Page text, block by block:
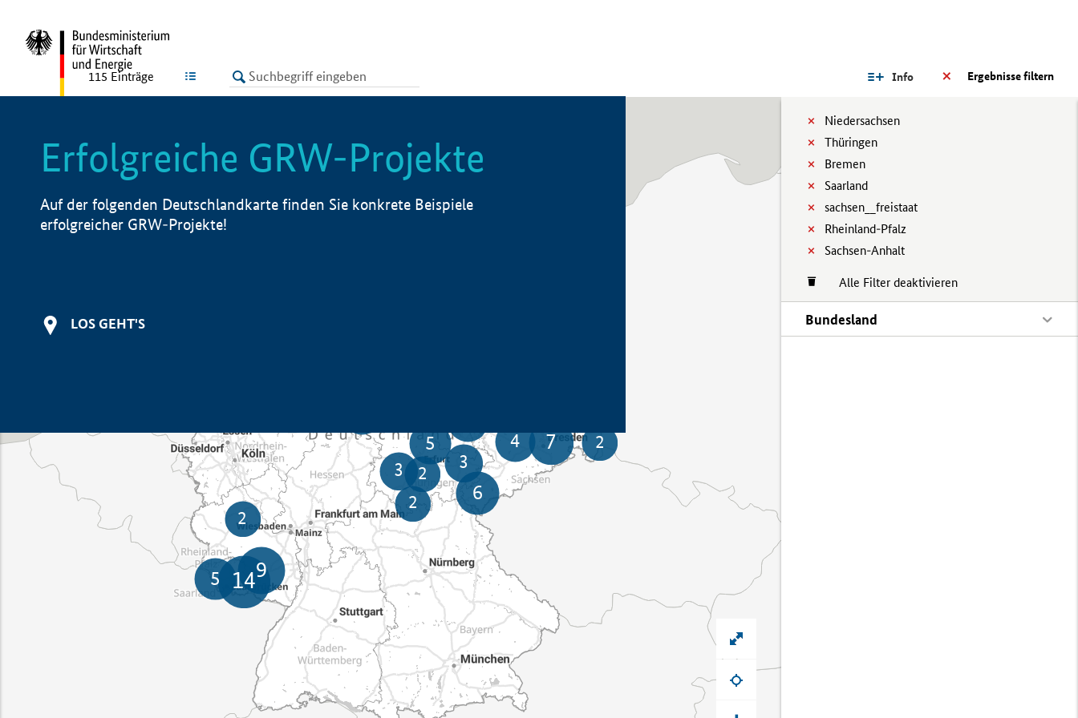
LISTE Ergebnisse filtern
Info
Niedersachsen
Thüringen
Bremen
Saarland
sachsen__freistaat
Rheinland-Pfalz
Sachsen-Anhalt
Alle Filter deaktivieren
Bundesland
115 Einträge
Erfolgreiche GRW-Projekte
Auf der folgenden Deutschlandkarte finden Sie konkrete Beispiele
erfolgreicher GRW-Projekte!
LOS GEHT'S